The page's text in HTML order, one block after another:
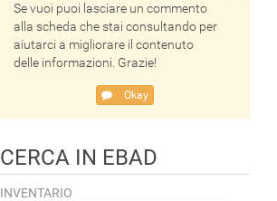
Se vuoi puoi lasciare un commento
alla scheda che stai consultando per
aiutarci a migliorare il contenuto
delle informazioni. Grazie!
Okay
CERCA IN EBAD
INVENTARIO